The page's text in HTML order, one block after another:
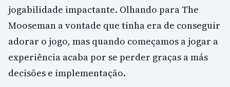
jogabilidade impactante. Olhando para The
Mooseman a vontade que tinha era de conseguir
adorar o jogo, mas quando começamos a jogar a
experiência acaba por se perder graças a más
decisões e implementação.